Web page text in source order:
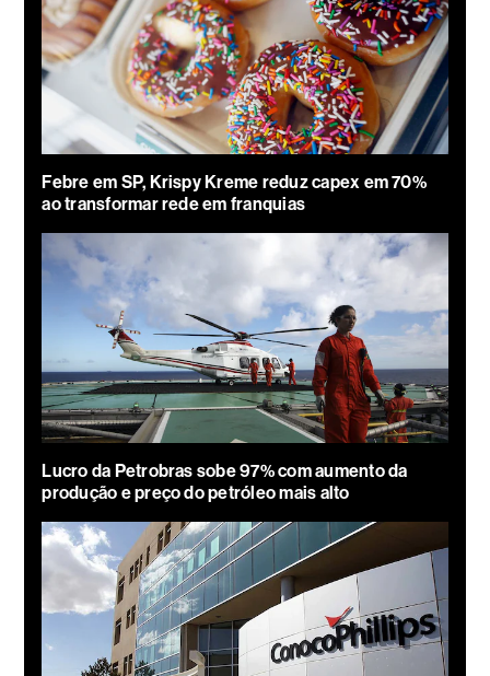
Febre em SP, Krispy Kreme reduz capex em 70%
ao transformar rede em franquias
Lucro da Petrobras sobe 97% com aumento da
produção e preço do petróleo mais alto